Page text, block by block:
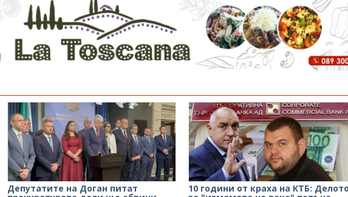
Депутатите на Доган питат 10 години от краха на КТБ: Делото